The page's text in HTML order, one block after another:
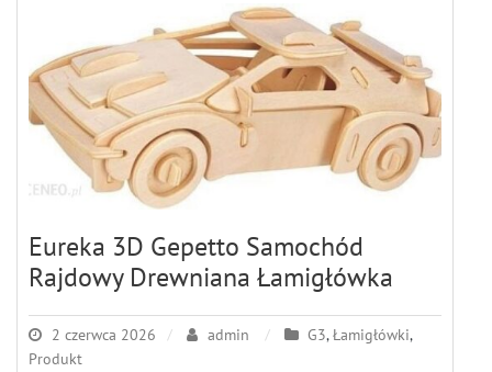
Eureka 3D Gepetto Samochód
Rajdowy Drewniana Łamigłówka
2 czerwca 2026 admin G3,Łamigłówki,
Produkt